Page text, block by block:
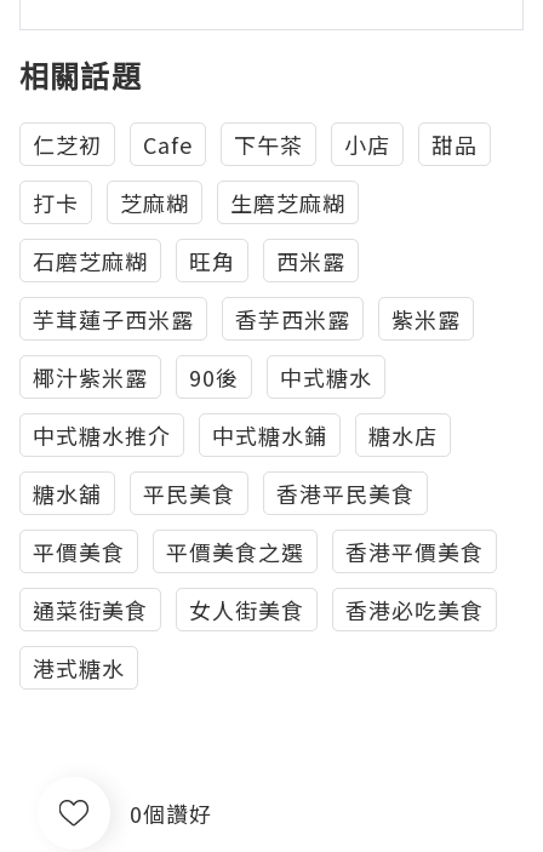
相關話題
仁芝初 Cafe 下午茶 小店
甜品
打卡
芝麻糊
生磨芝麻糊
石磨芝麻糊
旺角
西米露
芋茸蓮子西米露
香芋西米露
紫米露
椰汁紫米露
90後
中式糖水
中式糖水推介
中式糖水鋪
糖水店
糖水舖
平民美食
香港平民美食
平價美食
平價美食之選
香港平價美食
通菜街美食
女人街美食
香港必吃美食
港式糖水
0個讚好